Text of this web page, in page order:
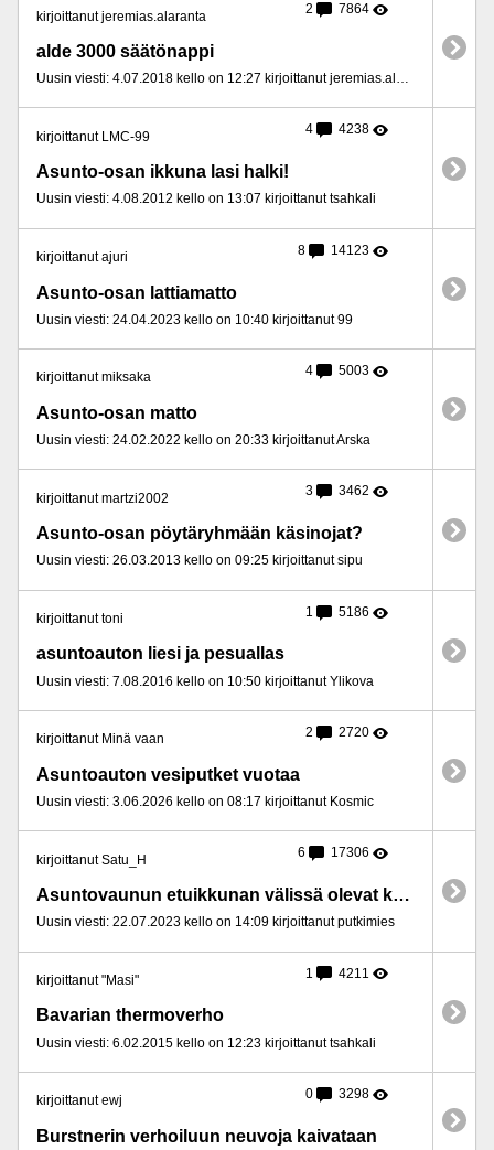
kirjoittanut jeremias.alaranta 2 7864
alde 3000 säätönappi
Uusin viesti: 4.07.2018 kello on 12:27 kirjoittanut jeremias.alaranta
kirjoittanut LMC-99 4 4238
Asunto-osan ikkuna lasi halki!
Uusin viesti: 4.08.2012 kello on 13:07 kirjoittanut tsahkali
kirjoittanut ajuri 8 14123
Asunto-osan lattiamatto
Uusin viesti: 24.04.2023 kello on 10:40 kirjoittanut 99
kirjoittanut miksaka 4 5003
Asunto-osan matto
Uusin viesti: 24.02.2022 kello on 20:33 kirjoittanut Arska
kirjoittanut martzi2002 3 3462
Asunto-osan pöytäryhmään käsinojat?
Uusin viesti: 26.03.2013 kello on 09:25 kirjoittanut sipu
kirjoittanut toni 1 5186
asuntoauton liesi ja pesuallas
Uusin viesti: 7.08.2016 kello on 10:50 kirjoittanut Ylikova
kirjoittanut Minä vaan 2 2720
Asuntoauton vesiputket vuotaa
Uusin viesti: 3.06.2026 kello on 08:17 kirjoittanut Kosmic
kirjoittanut Satu_H 6 17306
Asuntovaunun etuikkunan välissä olevat kärpäset
Uusin viesti: 22.07.2023 kello on 14:09 kirjoittanut putkimies
kirjoittanut "Masi" 1 4211
Bavarian thermoverho
Uusin viesti: 6.02.2015 kello on 12:23 kirjoittanut tsahkali
kirjoittanut ewj 0 3298
Burstnerin verhoiluun neuvoja kaivataan